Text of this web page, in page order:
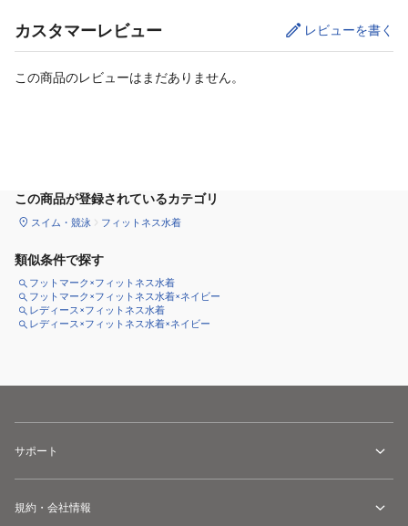
カスタマーレビュー レビューを書く
この商品のレビューはまだありません。
この商品が登録されているカテゴリ
スイム・競泳 フィットネス水着
類似条件で探す
フットマーク×フィットネス水着
フットマーク×フィットネス水着×ネイビー
レディース×フィットネス水着
レディース×フィットネス水着×ネイビー
サポート
規約・会社情報